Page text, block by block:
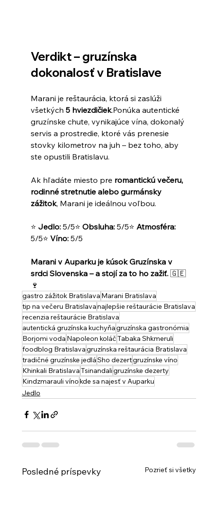
Verdikt – gruzínska
dokonalosť v Bratislave
Marani je reštaurácia, ktorá si zaslúži
všetkých 5 hviezdičiek.Ponúka autentické
gruzínske chute, vynikajúce vína, dokonalý
servis a prostredie, ktoré vás prenesie
stovky kilometrov na juh – bez toho, aby
ste opustili Bratislavu.
Ak hľadáte miesto pre romantickú večeru,
rodinné stretnutie alebo gurmánsky
zážitok, Marani je ideálnou voľbou.
⭐ Jedlo: 5/5⭐ Obsluha: 5/5⭐ Atmosféra:
5/5⭐ Víno: 5/5
Marani v Auparku je kúsok Gruzínska v
srdci Slovenska – a stojí za to ho zažiť. 🇬🇪
🍷
gastro zážitok Bratislava Marani Bratislava
tip na večeru Bratislavanajlepšie reštaurácie Bratislava
recenzia reštaurácie Bratislava
autentická gruzínska kuchyňagruzínska gastronómia
Borjomi voda Napoleon koláčTabaka Shkmeruli
foodblog Bratislavagruzínska reštaurácia Bratislava
tradičné gruzínske jedláSho dezertgruzínske víno
Khinkali BratislavaTsinandaligruzínske dezerty
Kindzmarauli vínokde sa najesť v Auparku
Jedlo
Posledné príspevky Pozrieť si všetky